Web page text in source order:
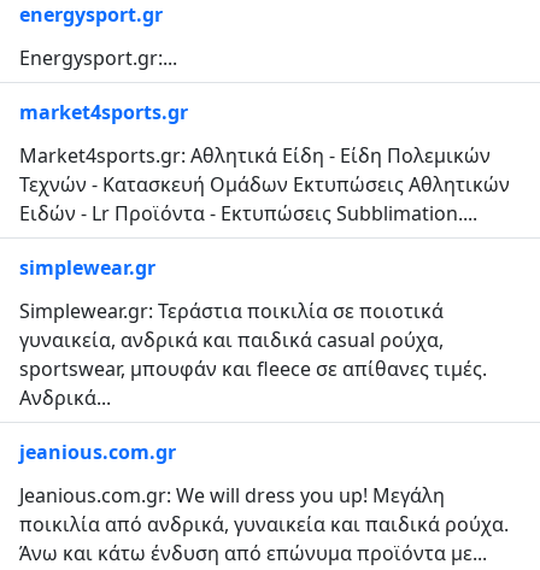
energysport.gr
Energysport.gr:...
market4sports.gr
Market4sports.gr: Αθλητικά Είδη - Είδη Πολεμικών
Τεχνών - Κατασκευή Ομάδων Εκτυπώσεις Αθλητικών
Ειδών - Lr Προϊόντα - Εκτυπώσεις Subblimation....
simplewear.gr
Simplewear.gr: Τεράστια ποικιλία σε ποιοτικά
γυναικεία, ανδρικά και παιδικά casual ρούχα,
sportswear, μπουφάν και fleece σε απίθανες τιμές.
Ανδρικά...
jeanious.com.gr
Jeanious.com.gr: We will dress you up! Μεγάλη
ποικιλία από ανδρικά, γυναικεία και παιδικά ρούχα.
Άνω και κάτω ένδυση από επώνυμα προϊόντα με...